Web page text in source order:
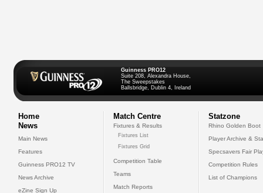
Guinness PRO12
Suite 208, Alexandra House,
The Sweepstakes
Ballsbridge, Dublin 4, Ireland
Home
News
Main News
Features
Guinness PRO12 TV
News Archive
eZine Sign Up
Match Centre
Fixtures & Results
Fixtures List
Fixtures Grid
Competition Table
Teams
Match Reports
Statzone
Rhino Golden Boot
Player Archive &
Specsavers Fair
Competition Rules
List of Champions